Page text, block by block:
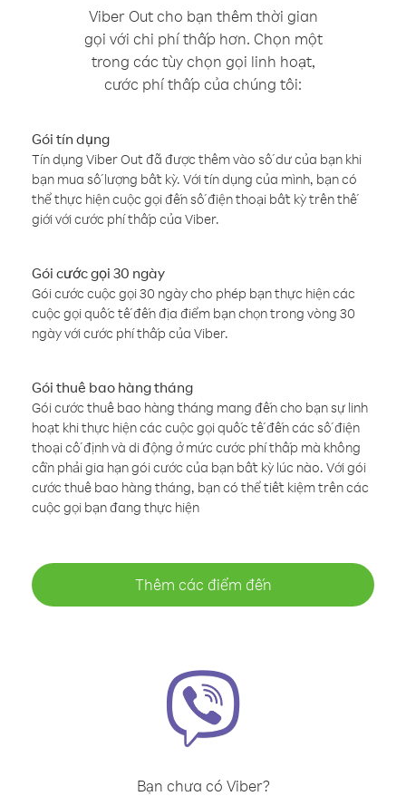
Viber Out cho bạn thêm thời gian
gọi với chi phí thấp hơn. Chọn một
trong các tùy chọn gọi linh hoạt,
cước phí thấp của chúng tôi:
Gói tín dụng
Tín dụng Viber Out đã được thêm vào số dư của bạn khi
bạn mua số lượng bất kỳ. Với tín dụng của mình, bạn có
thể thực hiện cuộc gọi đến số điện thoại bất kỳ trên thế
giới với cước phí thấp của Viber.
Gói cước gọi 30 ngày
Gói cước cuộc gọi 30 ngày cho phép bạn thực hiện các
cuộc gọi quốc tế đến địa điểm bạn chọn trong vòng 30
ngày với cước phí thấp của Viber.
Gói thuê bao hàng tháng
Gói cước thuê bao hàng tháng mang đến cho bạn sự linh
hoạt khi thực hiện các cuộc gọi quốc tế đến các số điện
thoại cố định và di động ở mức cước phí thấp mà không
cần phải gia hạn gói cước của bạn bất kỳ lúc nào. Với gói
cước thuê bao hàng tháng, bạn có thể tiết kiệm trên các
cuộc gọi bạn đang thực hiện
Thêm các điểm đến
Bạn chưa có Viber?